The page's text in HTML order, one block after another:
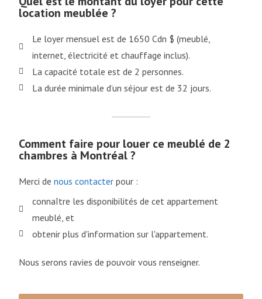
location meublée ?
Le loyer mensuel est de 1650 Cdn $ (meublé,
internet, électricité et chauffage inclus).
La capacité totale est de 2 personnes.
La durée minimale d’un séjour est de 32 jours.
Comment faire pour louer ce meublé de 2
chambres à Montréal ?
Merci denous contacter pour :
connaître les disponibilités de cet appartement
meublé, et
obtenir plus d'information sur l'appartement.
Nous serons ravies de pouvoir vous renseigner.